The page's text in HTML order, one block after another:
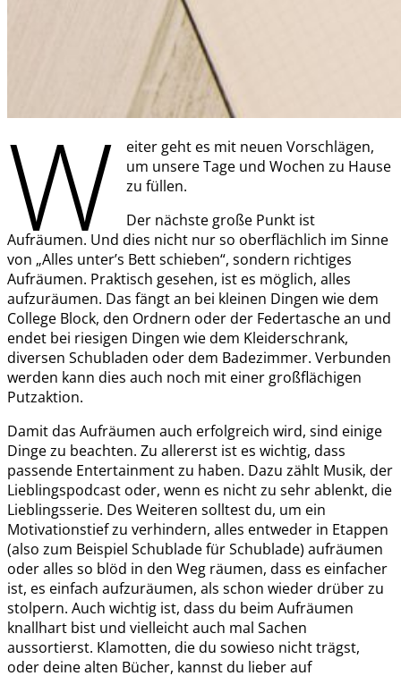
W
eiter geht es mit neuen Vorschlägen,
um unsere Tage und Wochen zu Hause
zu füllen.
Der nächste große Punkt ist
Aufräumen. Und dies nicht nur so oberflächlich im Sinne
von „Alles unter’s Bett schieben“, sondern richtiges
Aufräumen. Praktisch gesehen, ist es möglich, alles
aufzuräumen. Das fängt an bei kleinen Dingen wie dem
College Block, den Ordnern oder der Federtasche an und
endet bei riesigen Dingen wie dem Kleiderschrank,
diversen Schubladen oder dem Badezimmer. Verbunden
werden kann dies auch noch mit einer großflächigen
Putzaktion.
Damit das Aufräumen auch erfolgreich wird, sind einige
Dinge zu beachten. Zu allererst ist es wichtig, dass
passende Entertainment zu haben. Dazu zählt Musik, der
Lieblingspodcast oder, wenn es nicht zu sehr ablenkt, die
Lieblingsserie. Des Weiteren solltest du, um ein
Motivationstief zu verhindern, alles entweder in Etappen
(also zum Beispiel Schublade für Schublade) aufräumen
oder alles so blöd in den Weg räumen, dass es einfacher
ist, es einfach aufzuräumen, als schon wieder drüber zu
stolpern. Auch wichtig ist, dass du beim Aufräumen
knallhart bist und vielleicht auch mal Sachen
aussortierst. Klamotten, die du sowieso nicht trägst,
oder deine alten Bücher, kannst du lieber auf